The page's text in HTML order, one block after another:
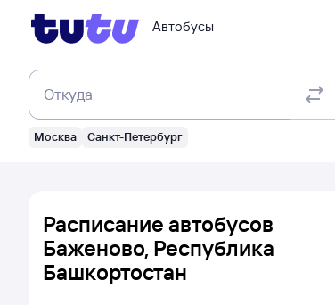
Автобусы
Откуда
Москва Санкт-Петербург
Расписание автобусов
Баженово, Республика
Башкортостан